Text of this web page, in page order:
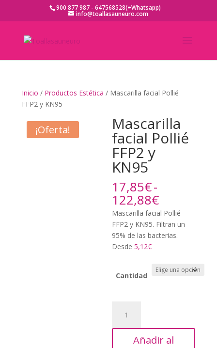
900 877 987 - 647568528(+Whatsapp)
info@toallasauneuro.com
Inicio / Productos Estética / Mascarilla facial Pollié
FFP2 y KN95
¡Oferta! Mascarilla
facial Pollié
FFP2 y
KN95
17,85€-
122,88€Rango
de
precios:
desde
17,85€
122,88€
Mascarilla facial Pollié
FFP2 y KN95. Filtran un
95% de las bacterias.
Desde5,12€
Cantidad
facial
Pollié
Añadir al